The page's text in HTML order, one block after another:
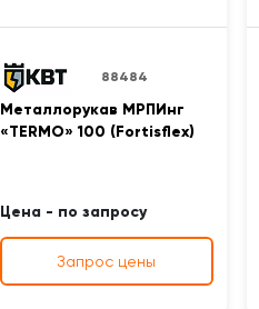
88484
Металлорукав МРПИнг
«TERMO» 100 (Fortisflex)
Цена - по запросу
Запрос цены